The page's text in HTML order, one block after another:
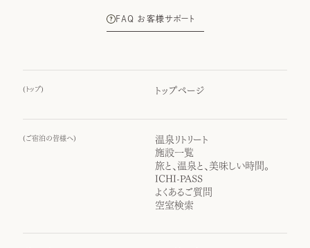
FAQ お客様サポート
( トップ) トップページ
( ご宿泊の皆様へ)
温泉リトリート
施設一覧
旅と、温泉と、美味しい時間。
ICHI-PASS
よくあるご質問
空室検索